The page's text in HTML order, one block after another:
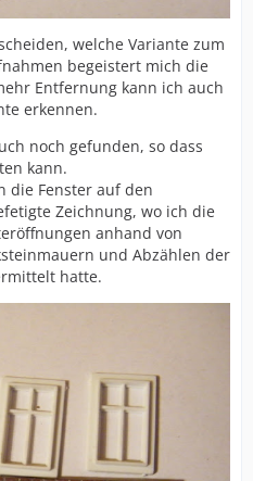
welche Variante zum
begeistert mich die
Entfernung kann ich auch
erkennen.
noch gefunden, so dass
kann.
die Fenster auf den
Zeichnung, wo ich die
anhand von
und Abzählen der
hatte.